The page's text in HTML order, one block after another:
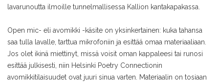
lavarunoutta ilmoille tunnelmallisessa Kallion kantakapakassa.
Open mic- eli avomikki -käsite on yksinkertainen: kuka tahansa
saa tulla lavalle, tarttua mikrofoniin ja esittää omaa materiaaliaan.
Jos olet ikinä miettinyt, missä voisit oman kappaleesi tai runosi
esittää julkisesti, niin Helsinki Poetry Connectionin
avomikkitilaisuudet ovat juuri sinua varten. Materiaalin on tosiaan